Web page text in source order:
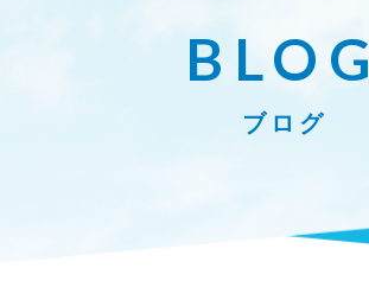
BLOG
ブログ